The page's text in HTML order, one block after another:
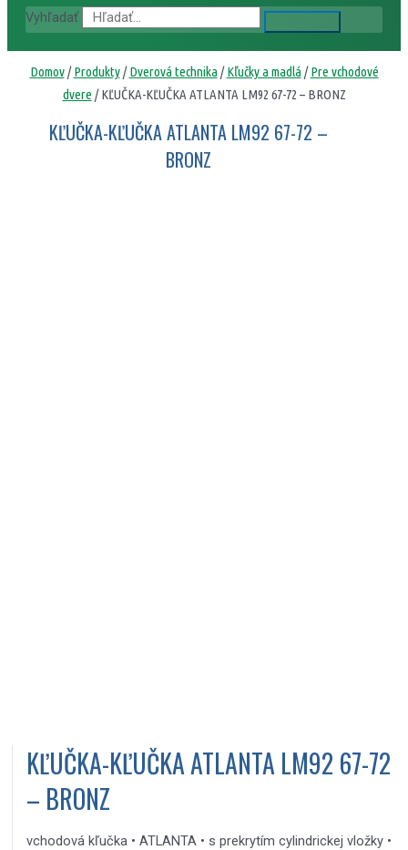
Vyhľadať
Domov/Produkty/Dverová technika /Kľučky a madlá /Pre vchodové
dvere / KĽUČKA-KĽUČKA ATLANTA LM92 67-72 – BRONZ
KĽUČKA-KĽUČKA ATLANTA LM92 67-72 –
BRONZ
KĽUČKA-KĽUČKA ATLANTA LM92 67-72
– BRONZ
vchodová kľučka • ATLANTA • s prekrytím cylindrickej vložky •